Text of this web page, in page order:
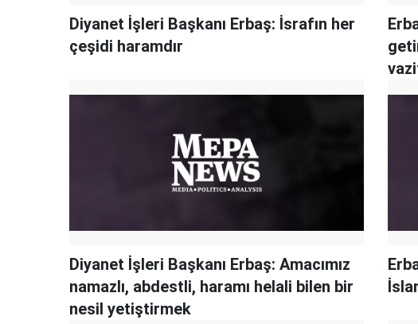
Diyanet İşleri Başkanı Erbaş: İsrafın her
çeşidi haramdır
Diyanet İşleri Başkanı Erbaş: Amacımız
namazlı, abdestli, haramı helali bilen bir
nesil yetiştirmek